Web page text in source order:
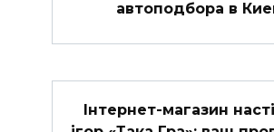
автоподбора в
Інтернет-магазин